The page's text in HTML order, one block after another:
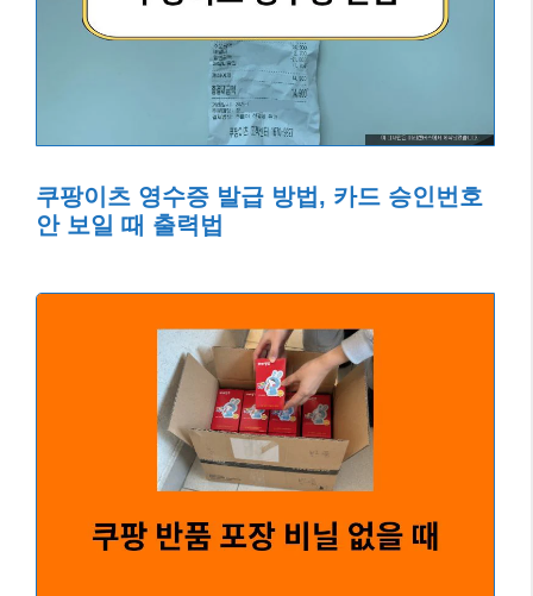
쿠팡이츠 영수증 발급 방법, 카드 승인번호
안 보일 때 출력법